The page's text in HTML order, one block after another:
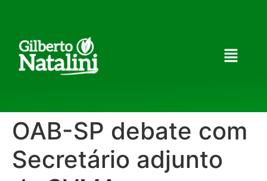
OAB-SP debate com
Secretário adjunto